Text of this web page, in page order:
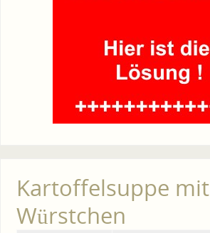
Kartoffelsuppe mit
Würstchen